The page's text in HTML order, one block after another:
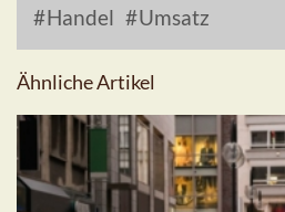
Handel
Umsatz
Ähnliche Artikel